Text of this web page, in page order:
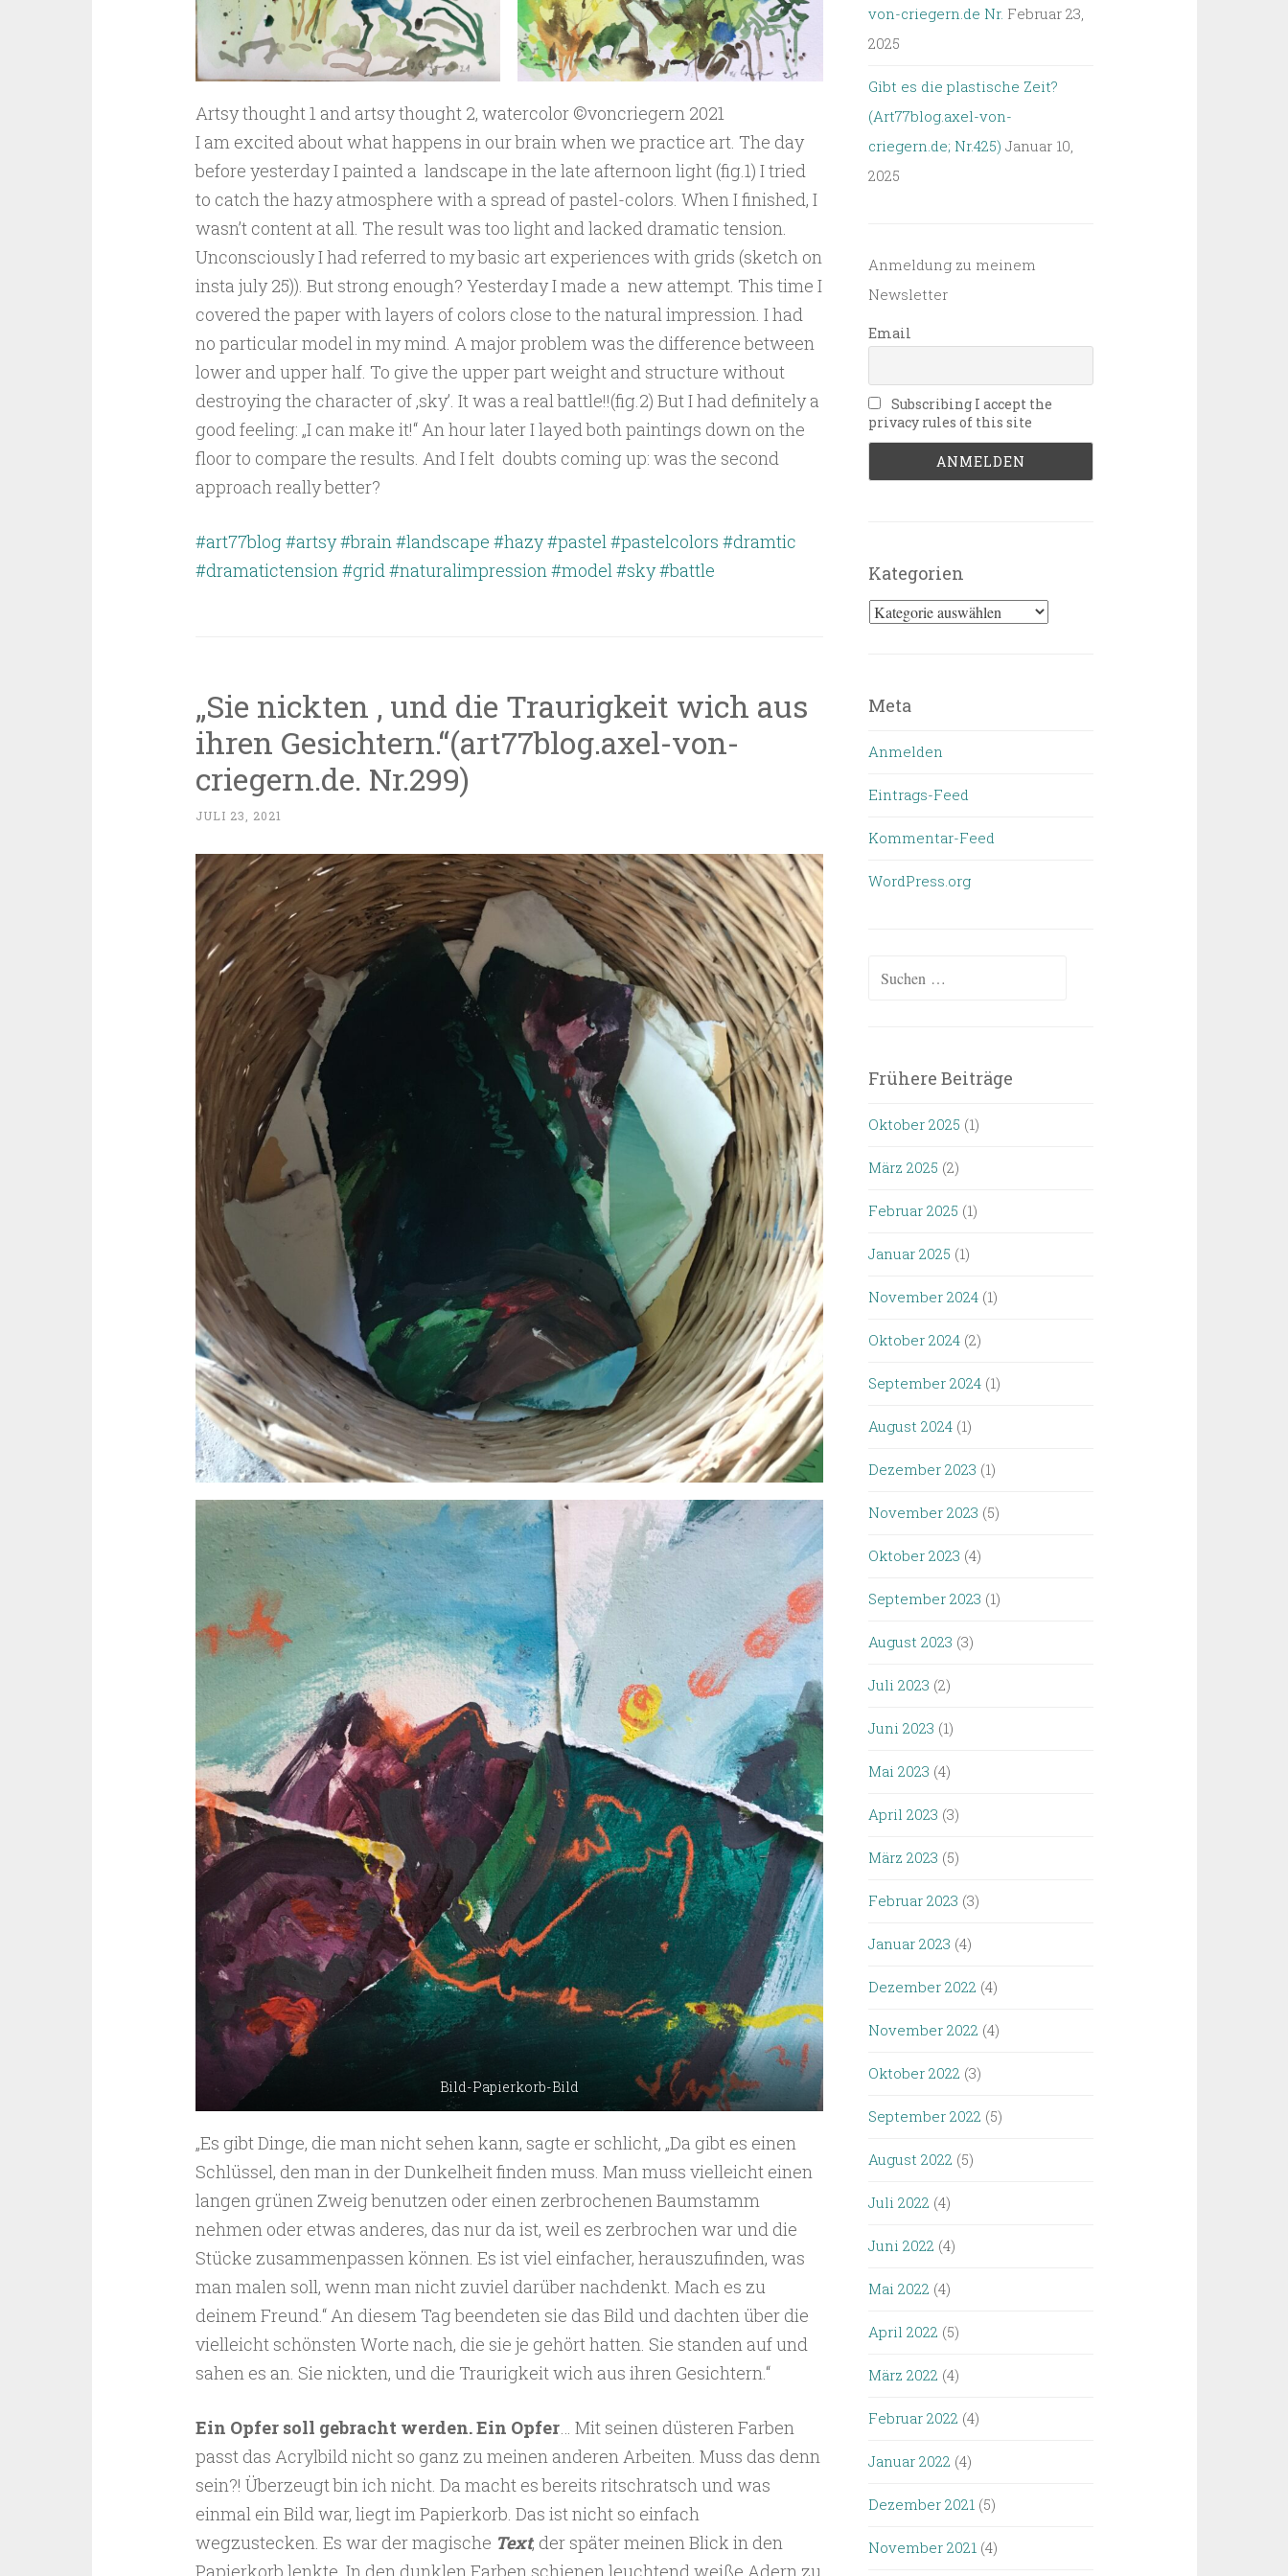
Artsy thought 1 and artsy thought 2, watercolor ©️voncriegern 2021
I am excited about what happens in our brain when we practice art. The day
before yesterday I painted a landscape in the late afternoon light (fig.1) I tried
to catch the hazy atmosphere with a spread of pastel-colors. When I finished, I
wasn’t content at all. The result was too light and lacked dramatic tension.
Unconsciously I had referred to my basic art experiences with grids (sketch on
insta july 25)). But strong enough? Yesterday I made a new attempt. This time I
covered the paper with layers of colors close to the natural impression. I had
no particular model in my mind. A major problem was the difference between
lower and upper half. To give the upper part weight and structure without
destroying the character of ‚sky’. It was a real battle!!(fig.2) But I had definitely a
good feeling: „I can make it!“ An hour later I layed both paintings down on the
floor to compare the results. And I felt doubts coming up: was the second
approach really better?
#art77blog#artsy#brain #landscape #hazy#pastel #pastelcolors #dramtic
#dramatictension #grid #naturalimpression #model #sky#battle
„Sie nickten , und die Traurigkeit wich aus
ihren Gesichtern.“(art77blog.axel-von-
criegern.de. Nr.299)
JULI 23, 2021
Bild-Papierkorb-Bild
„Es gibt Dinge, die man nicht sehen kann, sagte er schlicht, „Da gibt es einen
Schlüssel, den man in der Dunkelheit finden muss. Man muss vielleicht einen
langen grünen Zweig benutzen oder einen zerbrochenen Baumstamm
nehmen oder etwas anderes, das nur da ist, weil es zerbrochen war und die
Stücke zusammenpassen können. Es ist viel einfacher, herauszufinden, was
man malen soll, wenn man nicht zuviel darüber nachdenkt. Mach es zu
deinem Freund.“ An diesem Tag beendeten sie das Bild und dachten über die
vielleicht schönsten Worte nach, die sie je gehört hatten. Sie standen auf und
sahen es an. Sie nickten, und die Traurigkeit wich aus ihren Gesichtern.“
Ein Opfer soll gebracht werden. Ein Opfer… Mit seinen düsteren Farben
passt das Acrylbild nicht so ganz zu meinen anderen Arbeiten. Muss das denn
sein?! Überzeugt bin ich nicht. Da macht es bereits ritschratsch und was
einmal ein Bild war, liegt im Papierkorb. Das ist nicht so einfach
wegzustecken. Es war der magische Text, der später meinen Blick in den
von-criegern.de Nr. Februar 23,
2025
Gibt es die plastische Zeit?
(Art77blog.axel-von-
criegern.de; Nr.425) Januar 10,
2025
Anmeldung zu meinem
Newsletter
Email
Subscribing I accept the
privacy rules of this site
Kategorien
Kategorien
Meta
Anmelden
Eintrags-Feed
Kommentar-Feed
WordPress.org
Suchen
Frühere Beiträge
Oktober 2025 (1)
März 2025 (2)
Februar 2025 (1)
Januar 2025 (1)
November 2024 (1)
Oktober 2024 (2)
September 2024 (1)
August 2024 (1)
Dezember 2023 (1)
November 2023 (5)
Oktober 2023 (4)
September 2023 (1)
August 2023 (3)
Juli 2023 (2)
Juni 2023 (1)
Mai 2023 (4)
April 2023 (3)
März 2023 (5)
Februar 2023 (3)
Januar 2023 (4)
Dezember 2022 (4)
November 2022 (4)
Oktober 2022 (3)
September 2022 (5)
August 2022 (5)
Juli 2022 (4)
Juni 2022 (4)
Mai 2022 (4)
April 2022 (5)
März 2022 (4)
Februar 2022 (4)
Januar 2022 (4)
Dezember 2021 (5)
November 2021 (4)